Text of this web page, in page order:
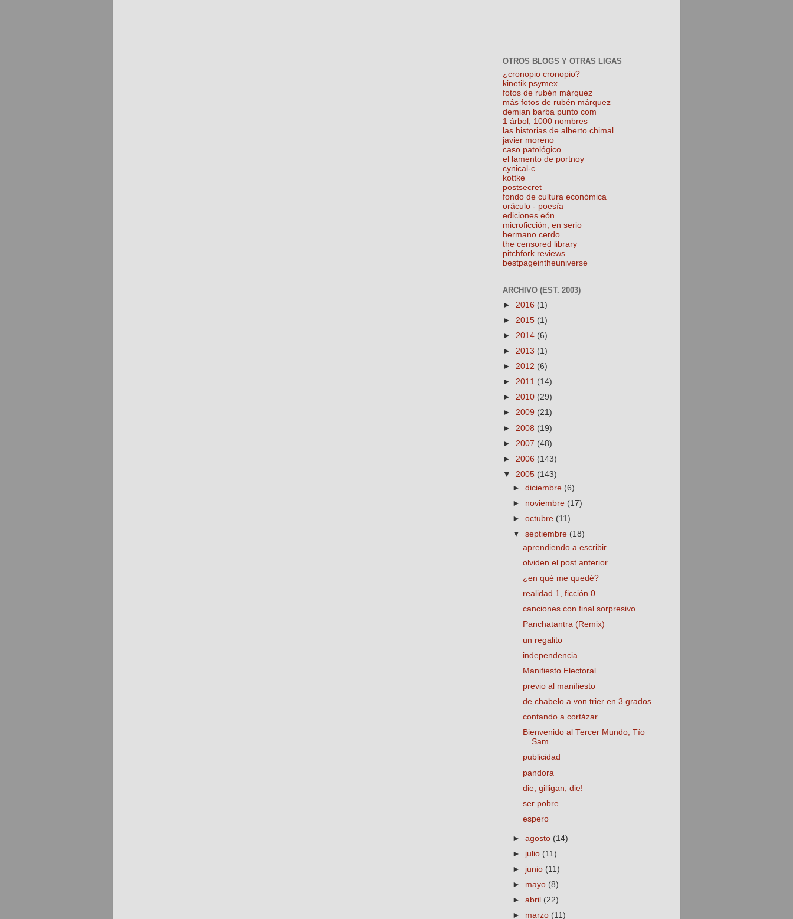
OTROS BLOGS Y OTRAS LIGAS
¿cronopio cronopio?
kinetik psymex
fotos de rubén márquez
más fotos de rubén márquez
demian barba punto com
1 árbol, 1000 nombres
las historias de alberto chimal
javier moreno
caso patológico
el lamento de portnoy
cynical-c
kottke
postsecret
fondo de cultura económica
oráculo - poesía
ediciones eón
microficción, en serio
hermano cerdo
the censored library
pitchfork reviews
bestpageintheuniverse
ARCHIVO (EST. 2003)
► 2016 (1)
► 2015 (1)
► 2014 (6)
► 2013 (1)
► 2012 (6)
► 2011 (14)
► 2010 (29)
► 2009 (21)
► 2008 (19)
► 2007 (48)
► 2006 (143)
▼ 2005 (143)
►diciembre (6)
► noviembre (17)
►octubre (11)
▼septiembre (18)
aprendiendo a escribir
olviden el post anterior
¿en qué me quedé?
realidad 1, ficción 0
canciones con final sorpresivo
Panchatantra (Remix)
un regalito
independencia
Manifiesto Electoral
previo al manifiesto
de chabelo a von trier en 3 grados
contando a cortázar
Bienvenido al Tercer Mundo, Tío
Sam
publicidad
pandora
die, gilligan, die!
ser pobre
espero
►agosto (14)
► julio (11)
► junio (11)
► mayo (8)
►abril (22)
► marzo (11)